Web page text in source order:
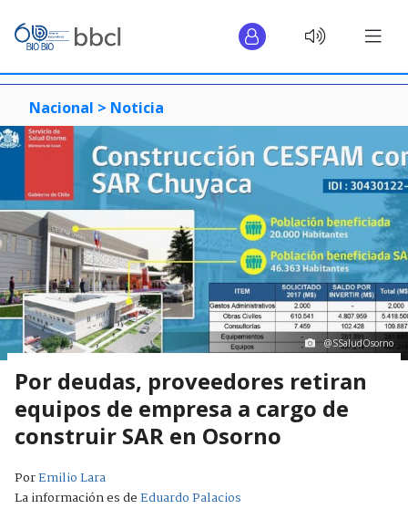
Nacional > Noticia
@SSaludOsorno
Por deudas, proveedores retiran
equipos de empresa a cargo de
construir SAR en Osorno
PorEmilio Lara
La información es deEduardo Palacios